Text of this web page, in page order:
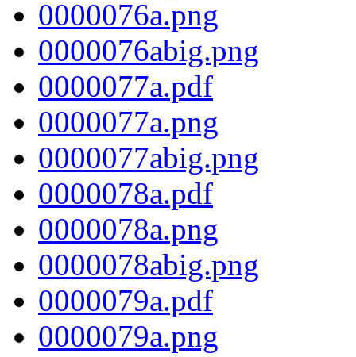
0000076a.png
0000076abig.png
0000077a.pdf
0000077a.png
0000077abig.png
0000078a.pdf
0000078a.png
0000078abig.png
0000079a.pdf
0000079a.png